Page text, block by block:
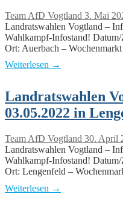
Team AfD Vogtland 3. Mai
Landratswahlen Vogtland –
Wahlkampf-Infostand!
Ort: Auerbach – Wochenmarkt
Weiterlesen →
Landratswahlen
03.05.2022 in
Team AfD Vogtland 30. April
Landratswahlen Vogtland –
Wahlkampf-Infostand!
Ort: Lengenfeld –
Weiterlesen →